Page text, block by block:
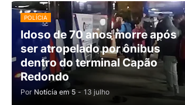
POLÍCIA
Idoso de 70 anos morre após
ser atropelado por ônibus
dentro do terminal Capão
Redondo
Por Notícia em 5 - 13 julho